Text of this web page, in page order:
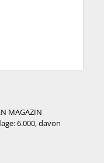
MAGAZIN
6.000, davon